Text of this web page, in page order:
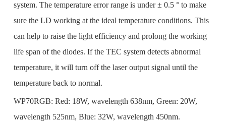
system. The temperature error range is under ± 0.5 ° to make
sure the LD working at the ideal temperature conditions. This
can help to raise the light efficiency and prolong the working
life span of the diodes. If the TEC system detects abnormal
temperature, it will turn off the laser output signal until the
temperature back to normal.
WP70RGB: Red: 18W, wavelength 638nm, Green: 20W,
wavelength 525nm, Blue: 32W, wavelength 450nm.